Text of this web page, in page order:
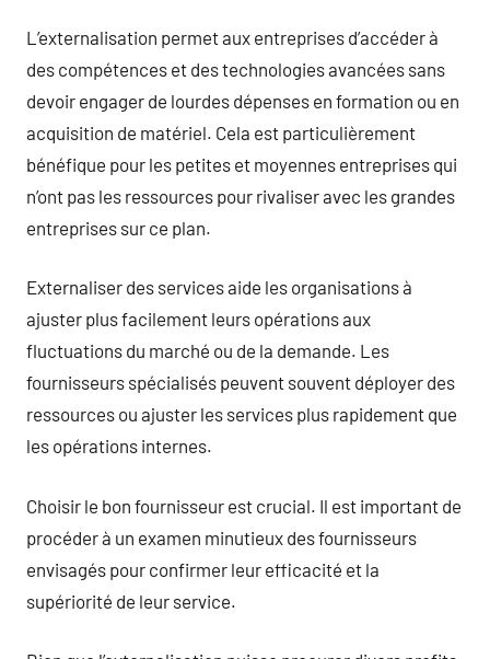
L’externalisation permet aux entreprises d’accéder à
des compétences et des technologies avancées sans
devoir engager de lourdes dépenses en formation ou en
acquisition de matériel. Cela est particulièrement
bénéfique pour les petites et moyennes entreprises qui
n’ont pas les ressources pour rivaliser avec les grandes
entreprises sur ce plan.
Externaliser des services aide les organisations à
ajuster plus facilement leurs opérations aux
fluctuations du marché ou de la demande. Les
fournisseurs spécialisés peuvent souvent déployer des
ressources ou ajuster les services plus rapidement que
les opérations internes.
Choisir le bon fournisseur est crucial. Il est important de
procéder à un examen minutieux des fournisseurs
envisagés pour confirmer leur efficacité et la
supériorité de leur service.